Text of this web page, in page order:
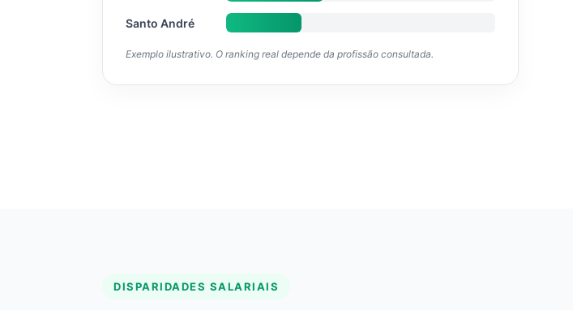
Santo André
Exemplo ilustrativo. O ranking real depende da profissão consultada.
DISPARIDADES SALARIAIS